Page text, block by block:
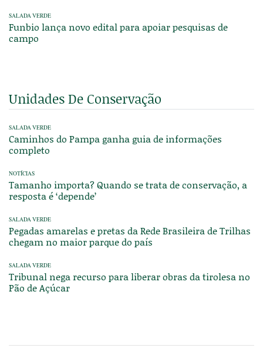
SALADA VERDE
Funbio lança novo edital para apoiar pesquisas de
campo
Unidades De Conservação
SALADA VERDE
Caminhos do Pampa ganha guia de informações
completo
NOTÍCIAS
Tamanho importa? Quando se trata de conservação, a
resposta é ‘depende’
SALADA VERDE
Pegadas amarelas e pretas da Rede Brasileira de Trilhas
chegam no maior parque do país
SALADA VERDE
Tribunal nega recurso para liberar obras da tirolesa no
Pão de Açúcar